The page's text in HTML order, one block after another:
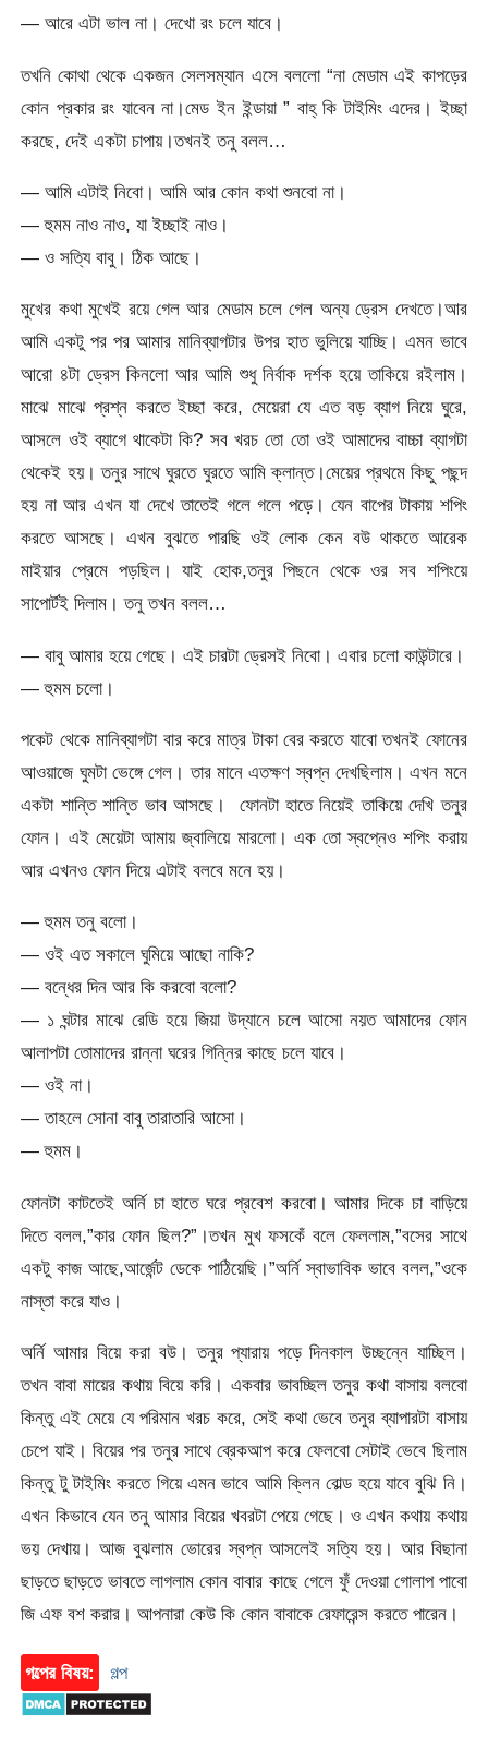
— আরে এটা ভাল না। দেখো রং চলে যাবে।
তখনি কোথা থেকে একজন সেলসম্যান এসে বললো “না মেডাম এই কাপড়ের
কোন প্রকার রং যাবেন না।মেড ইন ইন্ডায়া ” বাহ্ কি টাইমিং এদের। ইচ্ছা
করছে, দেই একটা চাপায়।তখনই তনু বলল…
— আমি এটাই নিবো। আমি আর কোন কথা শুনবো না।
— হুমম নাও নাও, যা ইচ্ছাই নাও।
— ও সত্যি বাবু। ঠিক আছে।
মুখের কথা মুখেই রয়ে গেল আর মেডাম চলে গেল অন্য ড্রেস দেখতে।আর
আমি একটু পর পর আমার মানিব্যাগটার উপর হাত ভুলিয়ে যাচ্ছি। এমন ভাবে
আরো ৪টা ড্রেস কিনলো আর আমি শুধু নির্বাক দর্শক হয়ে তাকিয়ে রইলাম।
মাঝে মাঝে প্রশ্ন করতে ইচ্ছা করে, মেয়েরা যে এত বড় ব্যাগ নিয়ে ঘুরে,
আসলে ওই ব্যাগে থাকেটা কি? সব খরচ তো তো ওই আমাদের বাচ্চা ব্যাগটা
থেকেই হয়। তনুর সাথে ঘুরতে ঘুরতে আমি ক্লান্ত।মেয়ের প্রথমে কিছু পছন্দ
হয় না আর এখন যা দেখে তাতেই গলে গলে পড়ে। যেন বাপের টাকায় শপিং
করতে আসছে। এখন বুঝতে পারছি ওই লোক কেন বউ থাকতে আরেক
মাইয়ার প্রেমে পড়ছিল। যাই হোক,তনুর পিছনে থেকে ওর সব শপিংয়ে
সাপোর্টই দিলাম। তনু তখন বলল…
— বাবু আমার হয়ে গেছে। এই চারটা ড্রেসই নিবো। এবার চলো কাউন্টারে।
— হুমম চলো।
পকেট থেকে মানিব্যাগটা বার করে মাত্র টাকা বের করতে যাবো তখনই ফোনের
আওয়াজে ঘুমটা ভেঙ্গে গেল। তার মানে এতক্ষণ স্বপ্ন দেখছিলাম। এখন মনে
একটা শান্তি শান্তি ভাব আসছে। ফোনটা হাতে নিয়েই তাকিয়ে দেখি তনুর
ফোন। এই মেয়েটা আমায় জ্বালিয়ে মারলো। এক তো স্বপ্নেও শপিং করায়
আর এখনও ফোন দিয়ে এটাই বলবে মনে হয়।
— হুমম তনু বলো।
— ওই এত সকালে ঘুমিয়ে আছো নাকি?
— বন্ধের দিন আর কি করবো বলো?
— ১ ঘন্টার মাঝে রেডি হয়ে জিয়া উদ্যানে চলে আসো নয়ত আমাদের ফোন
আলাপটা তোমাদের রান্না ঘরের গিন্নির কাছে চলে যাবে।
— ওই না।
— তাহলে সোনা বাবু তারাতারি আসো।
— হুমম।
ফোনটা কাটতেই অর্নি চা হাতে ঘরে প্রবেশ করবো। আমার দিকে চা বাড়িয়ে
দিতে বলল,”কার ফোন ছিল?”।তখন মুখ ফসকেঁ বলে ফেললাম,”বসের সাথে
একটু কাজ আছে,আর্জেন্ট ডেকে পাঠিয়েছি।”অর্নি স্বাভাবিক ভাবে বলল,”ওকে
নাস্তা করে যাও।
অর্নি আমার বিয়ে করা বউ। তনুর প্যারায় পড়ে দিনকাল উচ্ছন্নে যাচ্ছিল।
তখন বাবা মায়ের কথায় বিয়ে করি। একবার ভাবচ্ছিল তনুর কথা বাসায় বলবো
কিন্তু এই মেয়ে যে পরিমান খরচ করে, সেই কথা ভেবে তনুর ব্যাপারটা বাসায়
চেপে যাই। বিয়ের পর তনুর সাথে ব্রেকআপ করে ফেলবো সেটাই ভেবে ছিলাম
কিন্তু টু টাইমিং করতে গিয়ে এমন ভাবে আমি ক্লিন বোল্ড হয়ে যাবে বুঝি নি।
এখন কিভাবে যেন তনু আমার বিয়ের খবরটা পেয়ে গেছে। ও এখন কথায় কথায়
ভয় দেখায়। আজ বুঝলাম ভোরের স্বপ্ন আসলেই সত্যি হয়। আর বিছানা
ছাড়তে ছাড়তে ভাবতে লাগলাম কোন বাবার কাছে গেলে ফুঁ দেওয়া গোলাপ পাবো
জি এফ বশ করার। আপনারা কেউ কি কোন বাবাকে রেফারেন্স করতে পারেন।
গল্পের বিষয়: গল্প